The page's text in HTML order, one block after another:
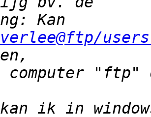
Kan
kan ik in